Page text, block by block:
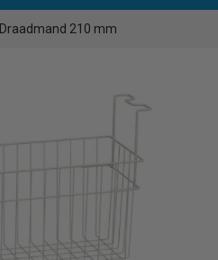
Draadmand 210 mm